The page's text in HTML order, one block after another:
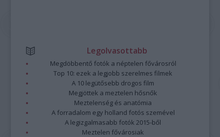
Legolvasottabb
Megdöbbentő fotók a néptelen fővárosról
Top 10: ezek a legjobb szerelmes filmek
A 10 legütősebb drogos film
Megjöttek a meztelen hősnők
Meztelenség és anatómia
A forradalom egy holland fotós szemével
A legizgalmasabb fotók 2015-ből
Meztelen fővárosiak